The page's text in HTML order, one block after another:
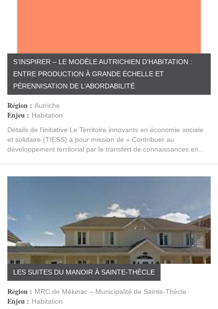
S’INSPIRER – LE MODÈLE AUTRICHIEN D’HABITATION :
ENTRE PRODUCTION À GRANDE ÉCHELLE ET
PÉRENNISATION DE L’ABORDABILITÉ
Région : Autriche
Enjeu : Habitation
Détails de l'initiative Le Territoire innovants en économie sociale
et solidaire (TIESS) a pour mission de « Contribuer au
développement territorial par le transfert de connaissances en...
LES SUITES DU MANOIR À SAINTE-THÈCLE
Région : MRC de Mékinac – Municipalité de Sainte-Thècle
Enjeu : Habitation